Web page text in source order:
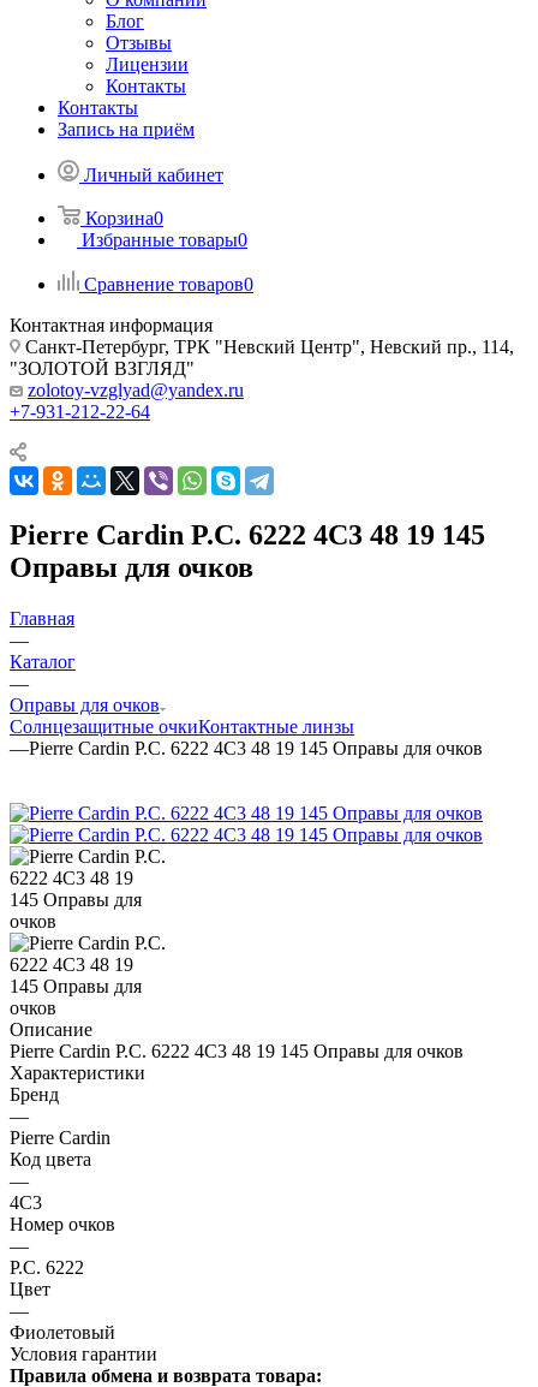
Блог
Отзывы
Лицензии
Контакты
Контакты
Запись на приём
Личный кабинет
Корзина0
Избранные товары0
Сравнение товаров0
Контактная информация
Санкт-Петербург, ТРК "Невский Центр", Невский пр., 114,
"ЗОЛОТОЙ ВЗГЛЯД"
zolotoy-vzglyad@yandex.ru
+7-931-212-22-64
Pierre Cardin P.C. 6222 4C3 48 19 145
Оправы для очков
Главная
—
Каталог
—
Оправы для очков
Солнцезащитные очкиКонтактные линзы
—Pierre Cardin P.C. 6222 4C3 48 19 145 Оправы для очков
Описание
Pierre Cardin P.C. 6222 4C3 48 19 145 Оправы для очков
Характеристики
Бренд
—
Pierre Cardin
Код цвета
—
4C3
Номер очков
—
P.C. 6222
Цвет
—
Фиолетовый
Условия гарантии
Правила обмена и возврата товара: